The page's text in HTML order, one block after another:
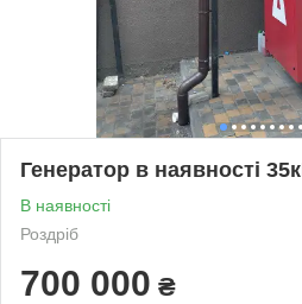
Генератор в наявності
В наявності
Роздріб
700 000 ₴